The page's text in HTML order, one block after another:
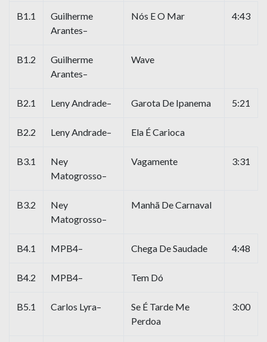
B1.1
Guilherme
Arantes–
Nós E O Mar 4:43
B1.2
Guilherme
Arantes–
Wave
B2.1 Leny Andrade– Garota De Ipanema 5:21
B2.2 Leny Andrade– Ela É Carioca
B3.1
Ney
Matogrosso–
Vagamente 3:31
B3.2
Ney
Matogrosso–
Manhã De Carnaval
B4.1 MPB4– Chega De Saudade 4:48
B4.2 MPB4– Tem Dó
B5.1 Carlos Lyra–
Se É Tarde Me
Perdoa
3:00